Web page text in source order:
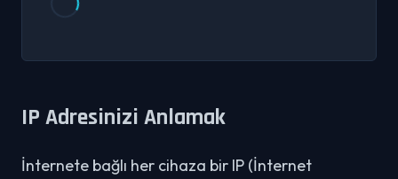
IP Adresinizi Anlamak
İnternete bağlı her cihaza bir IP (İnternet